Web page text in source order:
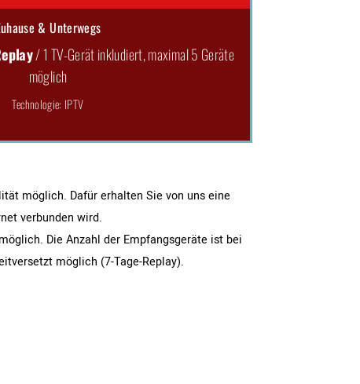
& Unterwegs
/ 1 TV-Gerät inkludiert, maximal 5 Geräte
möglich
Technologie: IPTV
möglich. Dafür erhalten Sie von uns eine
verbunden wird.
Die Anzahl der Empfangsgeräte ist bei
möglich (7-Tage-Replay).